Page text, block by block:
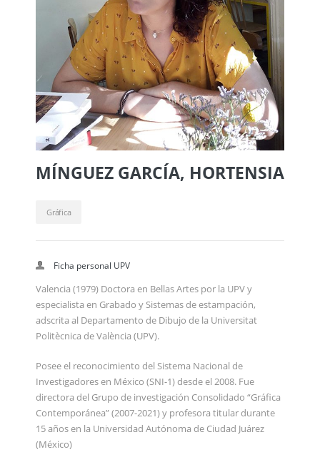
MÍNGUEZ GARCÍA, HORTENSIA
Gráfica
Ficha personal UPV
Valencia (1979) Doctora en Bellas Artes por la UPV y
especialista en Grabado y Sistemas de estampación,
adscrita al Departamento de Dibujo de la Universitat
Politècnica de València (UPV).
Posee el reconocimiento del Sistema Nacional de
Investigadores en México (SNI-1) desde el 2008. Fue
directora del Grupo de investigación Consolidado “Gráfica
Contemporánea” (2007-2021) y profesora titular durante
15 años en la Universidad Autónoma de Ciudad Juárez
(México)